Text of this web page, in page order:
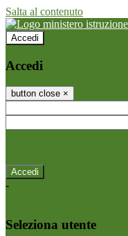
Salta al contenuto
Accedi
Accedi
button close ×
-
Seleziona utente